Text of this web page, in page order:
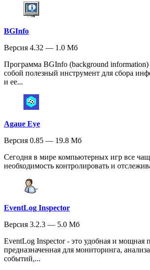
BGInfo
Версия 4.32 — 1.0 Мб
Программа BGInfo (background information)
собой полезный инструмент для сбора
и ее...
Agaue Eye
Версия 0.85 — 19.8 Мб
Сегодня в мире компьютерных игр все
необходимость контролировать и
EventLog Inspector
Версия 3.2.3 — 5.0 Мб
EventLog Inspector - это удобная и мощная
предназначенная для мониторинга,
событий,...